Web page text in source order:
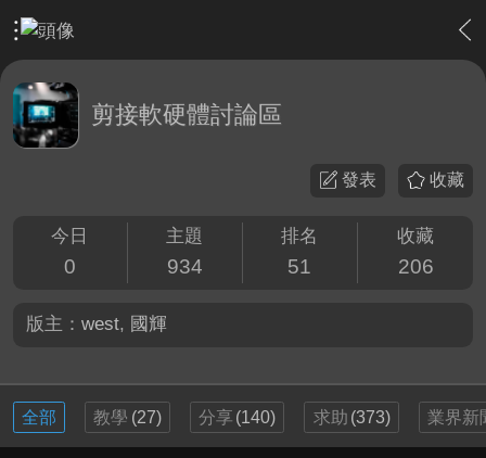
影片創作區 › 剪接軟硬體討論區
剪接軟硬體討論區
收藏
發表
今日
0
主題
934
排名
51
收藏
206
版主： west, 國輝
全部 教學 (27) 分享 (140) 求助 (373) 業界新